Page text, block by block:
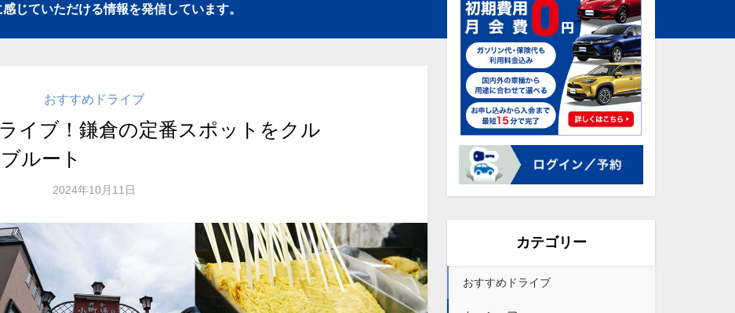
じていただける情報を発信しています。
おすすめドライブ
イブ！鎌倉の定番スポットをクル
ルート
2024年10月11日
カテゴリー
おすすめドライブ